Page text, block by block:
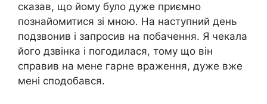
сказав, що йому було дуже приємно
познайомитися зі мною. На наступний день
подзвонив і запросив на побачення. Я чекала
його дзвінка і погодилася, тому що він
справив на мене гарне враження, дуже вже
мені сподобався.